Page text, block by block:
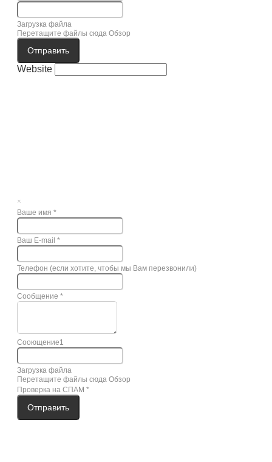
Загрузка файла
Перетащите файлы сюда Обзор
Отправить
Website
×
Ваше имя *
Ваш E-mail *
Телефон (если хотите, чтобы мы Вам перезвонили)
Сообщение *
Сооющение1
Загрузка файла
Перетащите файлы сюда Обзор
Проверка на СПАМ *
Отправить